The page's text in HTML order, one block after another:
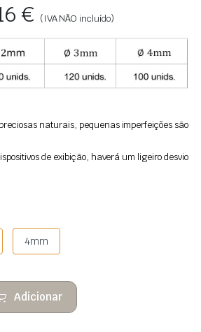
€ (IVA NÃO incluído)
naturais, pequenas imperfeições são
de exibição, haverá um ligeiro desvio
4mm
Adicionar